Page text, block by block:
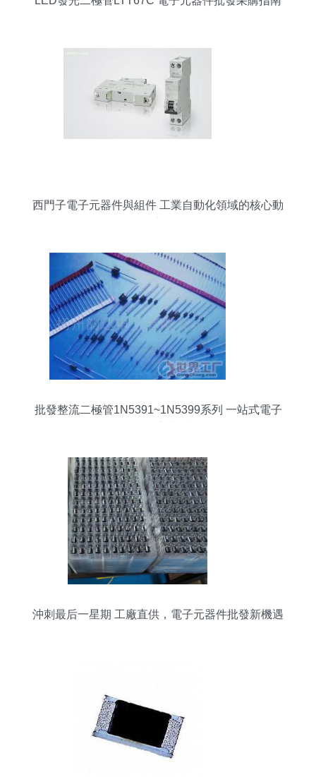
西門子電子元器件與組件 工業自動化領域的核心動
批發整流二極管1N5391~1N5399系列 一站式電子
沖刺最后一星期 工廠直供，電子元器件批發新機遇